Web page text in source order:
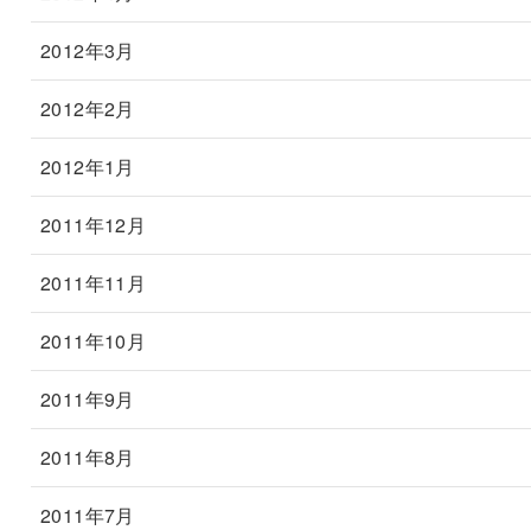
2012年3月
2012年2月
2012年1月
2011年12月
2011年11月
2011年10月
2011年9月
2011年8月
2011年7月